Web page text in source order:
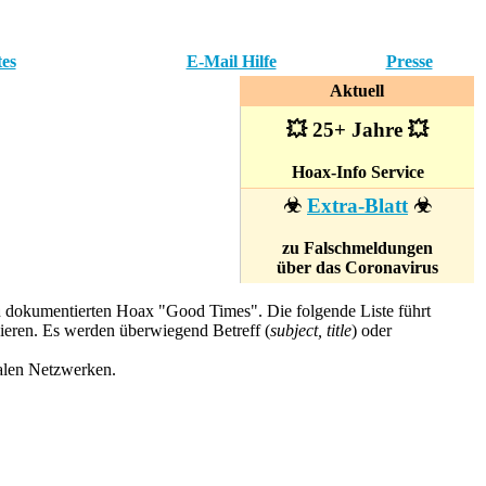
E-Mail Hilfe
Presse
Aktuell
💥 25+ Jahre 💥
Hoax-Info Service
☣ Extra-Blatt ☣
zu Falschmeldungen
über das Coronavirus
dokumentierten Hoax "Good Times". Die folgende Liste führt
Es werden überwiegend Betreff (subject, title) oder
Netzwerken.